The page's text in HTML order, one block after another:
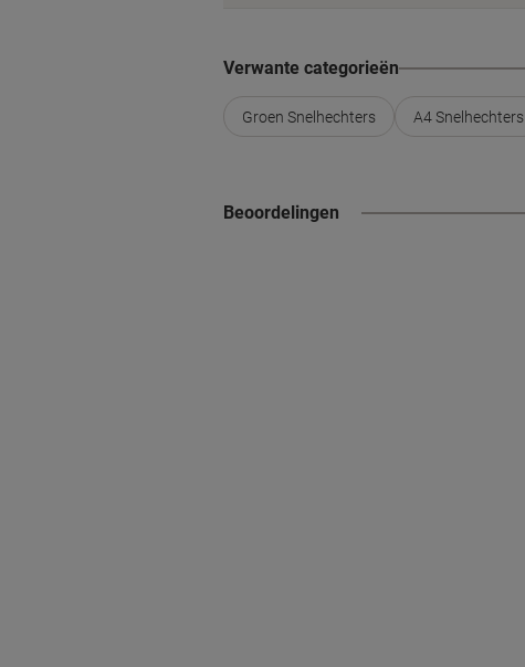
Verwante categorieën
Groen Snelhechters A4 Snelhechters
Beoordelingen